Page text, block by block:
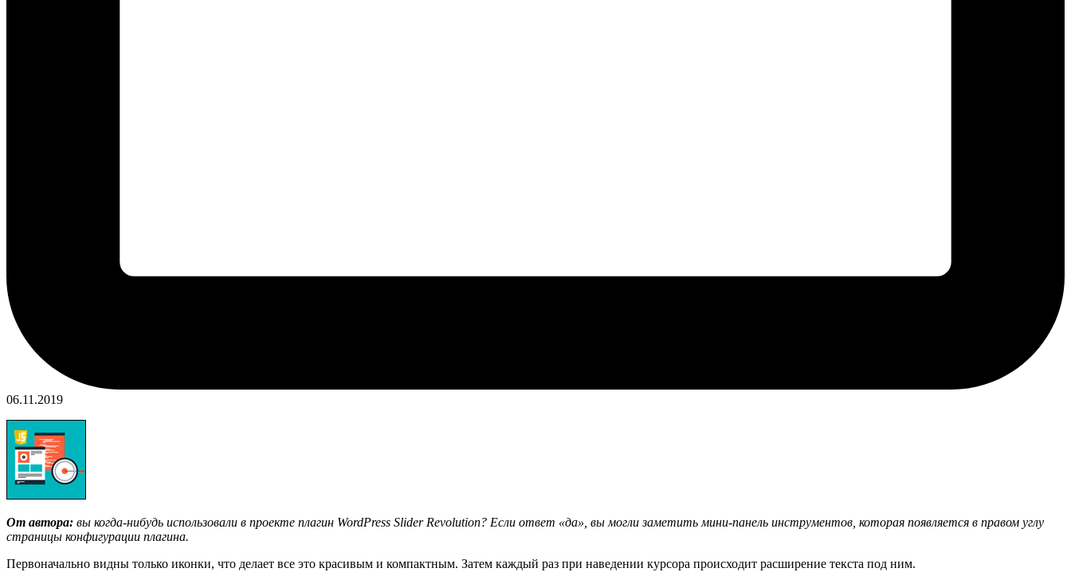
06.11.2019
От автора: вы когда-нибудь использовали в проекте плагин WordPress Slider Revolution? Если ответ «да», вы могли заметить мини-панель инструментов, которая появляется в правом углу
страницы конфигурации плагина.
Первоначально видны только иконки, что делает все это красивым и компактным. Затем каждый раз при наведении курсора происходит расширение текста под ним.